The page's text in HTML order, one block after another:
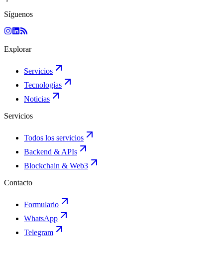
Síguenos
Explorar
Servicios
Tecnologías
Noticias
Servicios
Todos los servicios
Backend & APIs
Blockchain & Web3
Contacto
Formulario
WhatsApp
Telegram